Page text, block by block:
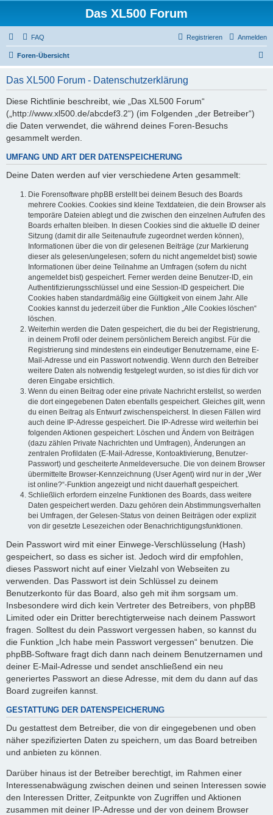
Das XL500 Forum
FAQ Anmelden
Registrieren
Foren-Übersicht
Das XL500 Forum - Datenschutzerklärung
Diese Richtlinie beschreibt, wie „Das XL500 Forum“
(„http://www.xl500.de/abcdef3.2“) (im Folgenden „der Betreiber“)
die Daten verwendet, die während deines Foren-Besuchs
gesammelt werden.
UMFANG UND ART DER DATENSPEICHERUNG
Deine Daten werden auf vier verschiedene Arten gesammelt:
Die Forensoftware phpBB erstellt bei deinem Besuch des Boards
mehrere Cookies. Cookies sind kleine Textdateien, die dein Browser als
temporäre Dateien ablegt und die zwischen den einzelnen Aufrufen des
Boards erhalten bleiben. In diesen Cookies sind die aktuelle ID deiner
Sitzung (damit dir alle Seitenaufrufe zugeordnet werden können),
Informationen über die von dir gelesenen Beiträge (zur Markierung
dieser als gelesen/ungelesen; sofern du nicht angemeldet bist) sowie
Informationen über deine Teilnahme an Umfragen (sofern du nicht
angemeldet bist) gespeichert. Ferner werden deine Benutzer-ID, ein
Authentifizierungsschlüssel und eine Session-ID gespeichert. Die
Cookies haben standardmäßig eine Gültigkeit von einem Jahr. Alle
Cookies kannst du jederzeit über die Funktion „Alle Cookies löschen“
löschen.
Weiterhin werden die Daten gespeichert, die du bei der Registrierung,
in deinem Profil oder deinem persönlichem Bereich angibst. Für die
Registrierung sind mindestens ein eindeutiger Benutzername, eine E-
Mail-Adresse und ein Passwort notwendig. Wenn durch den Betreiber
weitere Daten als notwendig festgelegt wurden, so ist dies für dich vor
deren Eingabe ersichtlich.
Wenn du einen Beitrag oder eine private Nachricht erstellst, so werden
die dort eingegebenen Daten ebenfalls gespeichert. Gleiches gilt, wenn
du einen Beitrag als Entwurf zwischenspeicherst. In diesen Fällen wird
auch deine IP-Adresse gespeichert. Die IP-Adresse wird weiterhin bei
folgenden Aktionen gespeichert: Löschen und Ändern von Beiträgen
(dazu zählen Private Nachrichten und Umfragen), Änderungen an
zentralen Profildaten (E-Mail-Adresse, Kontoaktivierung, Benutzer-
Passwort) und gescheiterte Anmeldeversuche. Die von deinem Browser
übermittelte Browser-Kennzeichnung (User Agent) wird nur in der „Wer
ist online?“-Funktion angezeigt und nicht dauerhaft gespeichert.
Schließlich erfordern einzelne Funktionen des Boards, dass weitere
Daten gespeichert werden. Dazu gehören dein Abstimmungsverhalten
bei Umfragen, der Gelesen-Status von deinen Beiträgen oder explizit
von dir gesetzte Lesezeichen oder Benachrichtigungsfunktionen.
Dein Passwort wird mit einer Einwege-Verschlüsselung (Hash)
gespeichert, so dass es sicher ist. Jedoch wird dir empfohlen,
dieses Passwort nicht auf einer Vielzahl von Webseiten zu
verwenden. Das Passwort ist dein Schlüssel zu deinem
Benutzerkonto für das Board, also geh mit ihm sorgsam um.
Insbesondere wird dich kein Vertreter des Betreibers, von phpBB
Limited oder ein Dritter berechtigterweise nach deinem Passwort
fragen. Solltest du dein Passwort vergessen haben, so kannst du
die Funktion „Ich habe mein Passwort vergessen“ benutzen. Die
phpBB-Software fragt dich dann nach deinem Benutzernamen und
deiner E-Mail-Adresse und sendet anschließend ein neu
generiertes Passwort an diese Adresse, mit dem du dann auf das
Board zugreifen kannst.
GESTATTUNG DER DATENSPEICHERUNG
Du gestattest dem Betreiber, die von dir eingegebenen und oben
näher spezifizierten Daten zu speichern, um das Board betreiben
und anbieten zu können.
Darüber hinaus ist der Betreiber berechtigt, im Rahmen einer
Interessenabwägung zwischen deinen und seinen Interessen sowie
den Interessen Dritter, Zeitpunkte von Zugriffen und Aktionen
zusammen mit deiner IP-Adresse und der von deinem Browser